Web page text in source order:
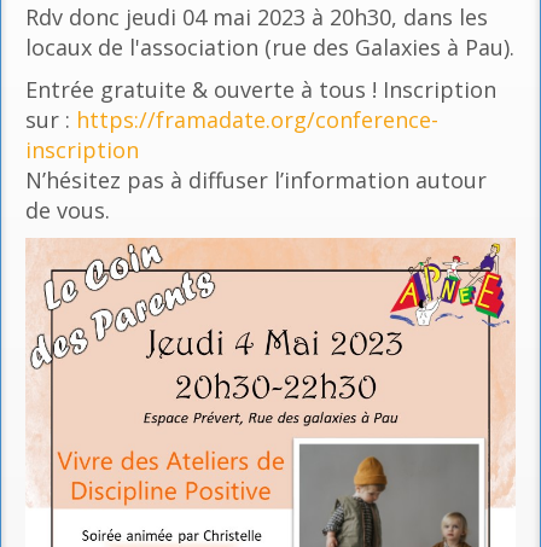
Rdv donc jeudi 04 mai 2023 à 20h30, dans les
locaux de l'association (rue des Galaxies à Pau).
Entrée gratuite & ouverte à tous ! Inscription
sur : https://framadate.org/conference-
inscription
N’hésitez pas à diffuser l’information autour
de vous.